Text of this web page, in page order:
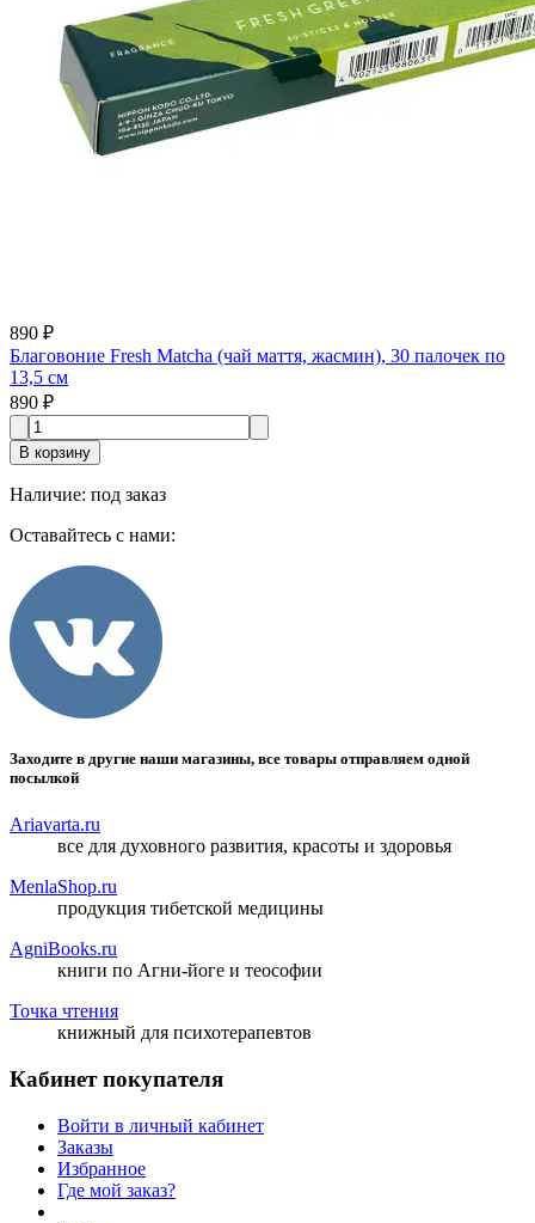
890 ₽
Благовоние Fresh Matcha (чай маття, жасмин), 30 палочек по
13,5 см
890 ₽
В корзину
Наличие: под заказ
Оставайтесь с нами:
Заходите в другие наши магазины, все товары отправляем одной
посылкой
Ariavarta.ru
все для духовного развития, красоты и здоровья
MenlaShop.ru
продукция тибетской медицины
AgniBooks.ru
книги по Агни-йоге и теософии
Точка чтения
книжный для психотерапевтов
Кабинет покупателя
Войти в личный кабинет
Заказы
Избранное
Где мой заказ?